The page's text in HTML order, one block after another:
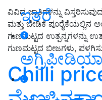
ಇತರೆ
ಅಗ್ರಿಪೀಡಿಯಾ
ವಿವಿಧ ಜಾತಿಗಳನ್ನು
ಮತ್ತು ಬೇಡಿಕೆ ಪೂರೈಕೆಯಲ್ಲಿನ
ಗುಣಮಟ್ಟದ ಉತ್ಪನ್ನಗಳನ್ನು
ಗುಣಮಟ್ಟದ ಬೀಜಗಳು,
Chilli